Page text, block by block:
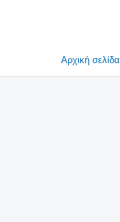
Αρχική σελίδα